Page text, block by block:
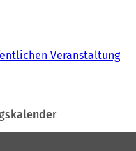
Veranstaltung